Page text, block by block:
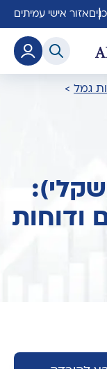
אזור אישי עמיתים
גמל >
ודוחות